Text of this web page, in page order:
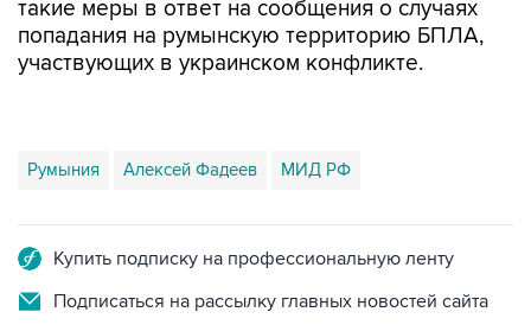
такие меры в ответ на сообщения о случаях
попадания на румынскую территорию БПЛА,
участвующих в украинском конфликте.
Румыния Алексей Фадеев МИД РФ
Купить подписку на профессиональную ленту
Подписаться на рассылку главных новостей сайта